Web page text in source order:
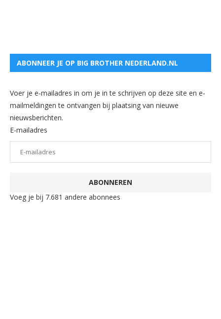
ABONNEER JE OP BIG BROTHER NEDERLAND.NL
Voer je e-mailadres in om je in te schrijven op deze site en e-
mailmeldingen te ontvangen bij plaatsing van nieuwe
nieuwsberichten.
E-mailadres
ABONNEREN
Voeg je bij 7.681 andere abonnees